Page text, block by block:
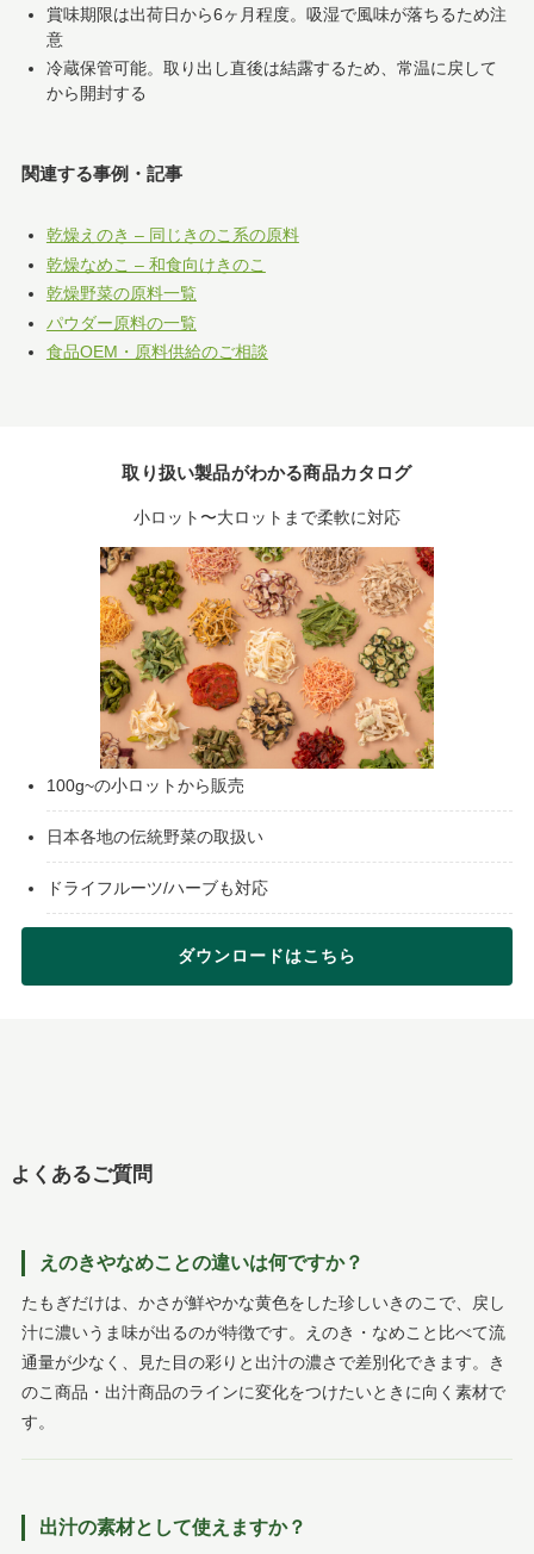
賞味期限は出荷日から6ヶ月程度。吸湿で風味が落ちるため注
意
冷蔵保管可能。取り出し直後は結露するため、常温に戻して
から開封する
関連する事例・記事
乾燥えのき – 同じきのこ系の原料
乾燥なめこ – 和食向けきのこ
乾燥野菜の原料一覧
パウダー原料の一覧
食品OEM・原料供給のご相談
取り扱い製品がわかる商品カタログ
小ロット〜大ロットまで柔軟に対応
100g~の小ロットから販売
日本各地の伝統野菜の取扱い
ドライフルーツ/ハーブも対応
ダウンロードはこちら
よくあるご質問
えのきやなめことの違いは何ですか？
たもぎだけは、かさが鮮やかな黄色をした珍しいきのこで、戻し
汁に濃いうま味が出るのが特徴です。えのき・なめこと比べて流
通量が少なく、見た目の彩りと出汁の濃さで差別化できます。き
のこ商品・出汁商品のラインに変化をつけたいときに向く素材で
す。
出汁の素材として使えますか？